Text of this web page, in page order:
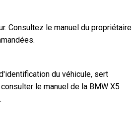
Consultez le manuel du propriétaire
du véhicule, sert
le manuel de la BMW X5